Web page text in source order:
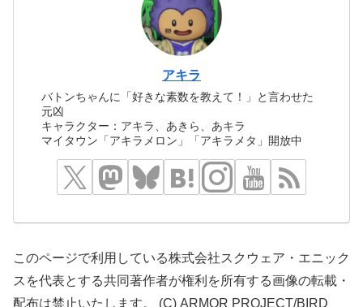
アキラ
バトンちゃんに「好きな素数を教えて！」と言わせた
元凶
キャラクター：アキラ、あきら、あキラ
マイタウン「アキラメロン」「アキラメタ」開放中
このページで利用している株式会社スクウェア・エニック
スを代表とする共同著作者が権利を所有する画像の転載・
配布は禁止いたします。 (C) ARMOR PROJECT/BIRD